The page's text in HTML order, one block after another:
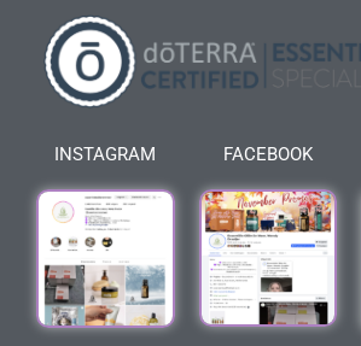
INSTAGRAM FACEBOOK